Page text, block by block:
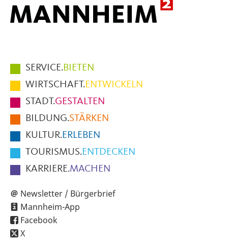
Hauptmenüpunkte
im
Fußbereich
der
Seite
SERVICE.BIETEN
WIRTSCHAFT.ENTWICKELN
STADT.GESTALTEN
BILDUNG.STÄRKEN
KULTUR.ERLEBEN
TOURISMUS.ENTDECKEN
KARRIERE.MACHEN
Newsletter / Bürgerbrief
Mannheim-App
Facebook
X